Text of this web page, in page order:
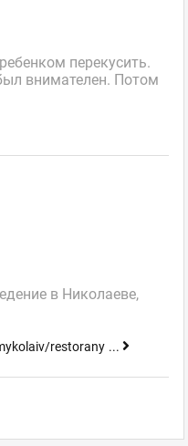
перекусить.
внимателен. Потом
в Николаеве,
restorany ...